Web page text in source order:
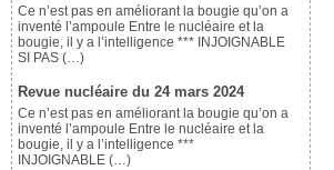
Ce n’est pas en améliorant la bougie qu’on a
inventé l’ampoule Entre le nucléaire et la
bougie, il y a l’intelligence *** INJOIGNABLE
SI PAS (…)
Revue nucléaire du 24 mars 2024
Ce n’est pas en améliorant la bougie qu’on a
inventé l’ampoule Entre le nucléaire et la
bougie, il y a l’intelligence ***
INJOIGNABLE (…)